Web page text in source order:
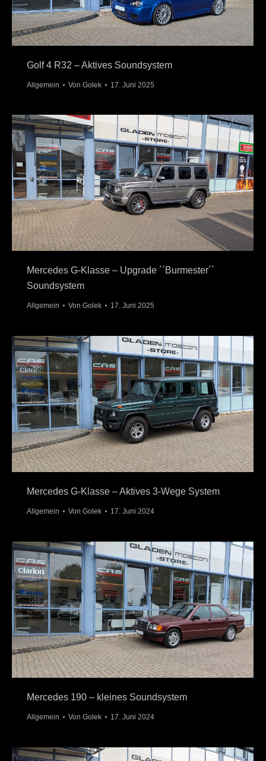
Golf 4 R32 – Aktives Soundsystem
Allgemein Von Golek 17. Juni 2025
Mercedes G-Klasse – Upgrade ´´Burmester´´
Soundsystem
Allgemein Von Golek 17. Juni 2025
Mercedes G-Klasse – Aktives 3-Wege System
Allgemein Von Golek 17. Juni 2024
Mercedes 190 – kleines Soundsystem
Allgemein Von Golek 17. Juni 2024